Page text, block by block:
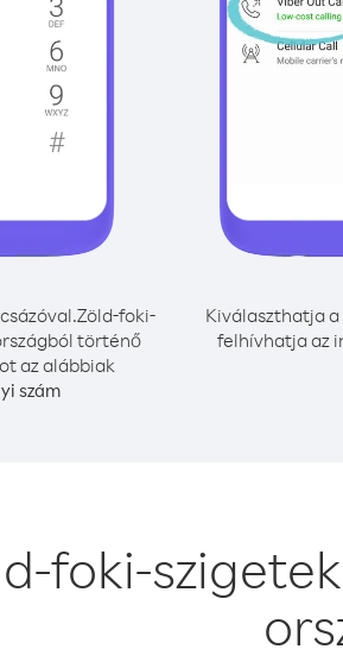
Zöld-foki-
történő
az alábbiak
szám
Kiválaszthatja
felhívhatja az
foki-